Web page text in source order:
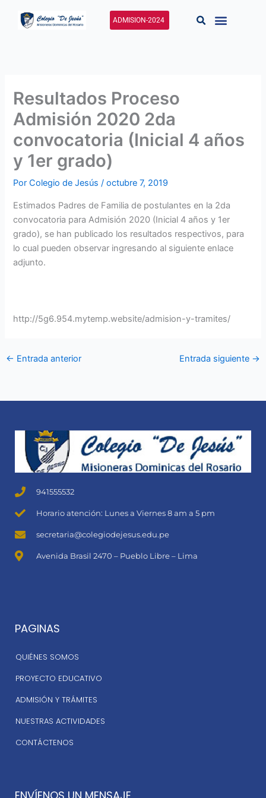
ADMISION-2024
Resultados Proceso
Admisión 2020 2da
convocatoria (Inicial 4 años
y 1er grado)
PorColegio de Jesús/octubre 7, 2019
Estimados Padres de Familia de postulantes en la 2da
convocatoria para Admisión 2020 (Inicial 4 años y 1er
grado), se han publicado los resultados respectivos, para
lo cual pueden observar ingresando al siguiente enlace
adjunto.
http://5g6.954.mytemp.website/admision-y-tramites/
← Entrada anterior Entrada siguiente →
941555532
Horario atención: Lunes a Viernes 8 am a 5 pm
secretaria@colegiodejesus.edu.pe
Avenida Brasil 2470 – Pueblo Libre – Lima
PAGINAS
QUIÉNES SOMOS
PROYECTO EDUCATIVO
ADMISIÓN Y TRÁMITES
NUESTRAS ACTIVIDADES
CONTÁCTENOS